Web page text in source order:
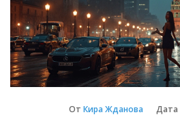
От Кира Жданова Дата